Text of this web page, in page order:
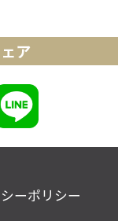
ア
ーポリシー